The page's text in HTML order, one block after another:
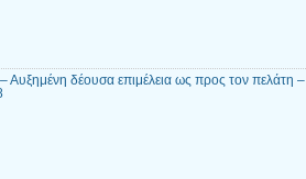
Αυξημένη δέουσα επιμέλεια ως προς τον